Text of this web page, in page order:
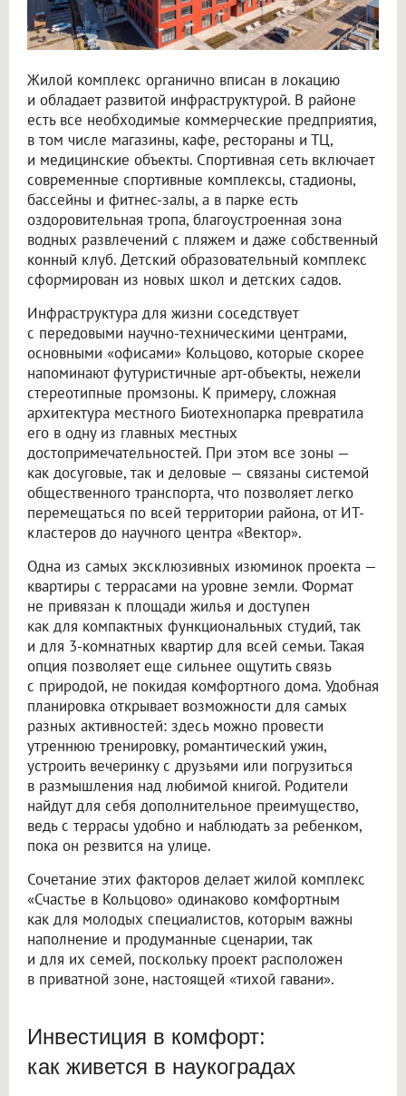
Жилой комплекс органично вписан в локацию
и обладает развитой инфраструктурой. В районе
есть все необходимые коммерческие предприятия,
в том числе магазины, кафе, рестораны и ТЦ,
и медицинские объекты. Спортивная сеть включает
современные спортивные комплексы, стадионы,
бассейны и фитнес-залы, а в парке есть
оздоровительная тропа, благоустроенная зона
водных развлечений с пляжем и даже собственный
конный клуб. Детский образовательный комплекс
сформирован из новых школ и детских садов.
Инфраструктура для жизни соседствует
с передовыми научно-техническими центрами,
основными «офисами» Кольцово, которые скорее
напоминают футуристичные арт-объекты, нежели
стереотипные промзоны. К примеру, сложная
архитектура местного Биотехнопарка превратила
его в одну из главных местных
достопримечательностей. При этом все зоны —
как досуговые, так и деловые — связаны системой
общественного транспорта, что позволяет легко
перемещаться по всей территории района, от ИТ-
кластеров до научного центра «Вектор».
Одна из самых эксклюзивных изюминок проекта —
квартиры с террасами на уровне земли. Формат
не привязан к площади жилья и доступен
как для компактных функциональных студий, так
и для 3-комнатных квартир для всей семьи. Такая
опция позволяет еще сильнее ощутить связь
с природой, не покидая комфортного дома. Удобная
планировка открывает возможности для самых
разных активностей: здесь можно провести
утреннюю тренировку, романтический ужин,
устроить вечеринку с друзьями или погрузиться
в размышления над любимой книгой. Родители
найдут для себя дополнительное преимущество,
ведь с террасы удобно и наблюдать за ребенком,
пока он резвится на улице.
Сочетание этих факторов делает жилой комплекс
«Счастье в Кольцово» одинаково комфортным
как для молодых специалистов, которым важны
наполнение и продуманные сценарии, так
и для их семей, поскольку проект расположен
в приватной зоне, настоящей «тихой гавани».
Инвестиция в комфорт:
как живется в наукоградах